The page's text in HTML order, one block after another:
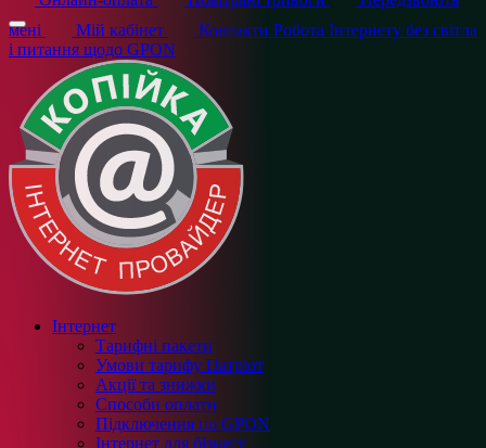
мені
Мій кабінет Контакти Робота Інтернету без світла
і питання щодо GPON
Інтернет
Тарифні пакети
Умови тарифу Патріот
Акції та знижки
Способи оплати
Підключення по GPON
Інтернет для бізнесу